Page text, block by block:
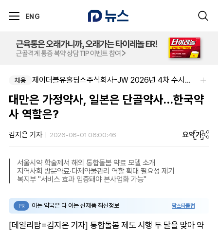
ENG
채용 제이더블유홀딩스주식회사-JW 2026년 4차 수시채용
대만은 가정약사, 일본은 단골약사…한국약
사 역할은?
김지은 기자 2026-06-01 06:00:46 요약가
서울시약 학술제서 해외 통합돌봄 약료 모델 소개
지역사회 방문약료·다제약물관리 역할 확대 필요성 제기
복지부 "서비스 효과 입증돼야 본사업화 가능"
PR 아는 약국은 다 아는 신제품 최신정보 팜스타클럽
[데일리팜=김지은 기자] 통합돌봄 제도 시행 두 달을 맞아 약